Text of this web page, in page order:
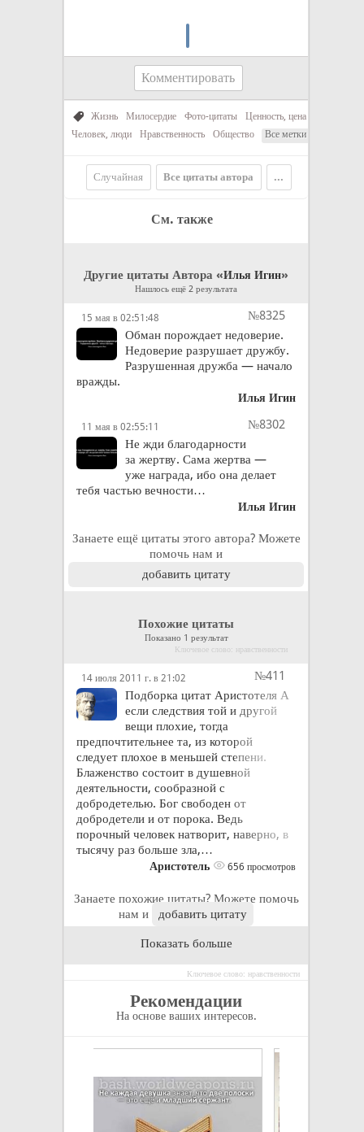
Комментировать
Жизнь Милосердие Фото-цитаты
Ценность, цена
Человек, люди
Нравственность Общество Все метки
Случайная Все цитаты автора ...
См. также
Другие цитаты Автора «Илья Игин»
Нашлось ещё 2 результата
15 мая в 02:51:48
№8325
Обман порождает недоверие.
Недоверие разрушает дружбу.
Разрушенная дружба — начало
вражды.
Илья Игин
11 мая в 02:55:11
№8302
Не жди благодарности
за жертву. Сама жертва —
уже награда, ибо она делает
тебя частью вечности…
Илья Игин
Занаете ещё цитаты этого автора? Можете
помочь нам и
добавить цитату
Похожие цитаты
Показано 1 результат
Ключевое слово: нравственности
14 июля 2011 г. в 21:02
№411
Подборка цитат Аристотеля А
если следствия той и другой
вещи плохие, тогда
предпочтительнее та, из которой
следует плохое в меньшей степени.
Блаженство состоит в душевной
деятельности, сообразной с
добродетелью. Бог свободен от
добродетели и от порока. Ведь
порочный человек натворит, наверно, в
тысячу раз больше зла,…
Аристотель 656 просмотров
Занаете похожие цитаты? Можете помочь
нам и
добавить цитату
Показать больше
Ключевое слово: нравственности
Рекомендации
На основе ваших интересов.